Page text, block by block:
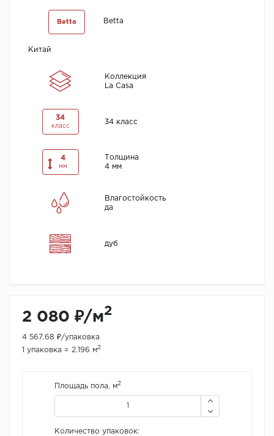
Betta Betta
Китай
Коллекция
La Casa
34
класс
34 класс
4
мм
Толщина
4 мм
Влагостойкость
да
дуб
2 080 ₽/м2
4 567.68 ₽/упаковка
1 упаковка = 2.196 м2
Площадь пола, м2
Количество упаковок: